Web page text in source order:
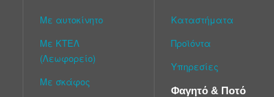
Με αυτοκίνητο
Με ΚΤΕΛ
(Λεωφορείο)
Με σκάφος
Καταστήματα
Προϊόντα
Υπηρεσίες
Φαγητό & Ποτό